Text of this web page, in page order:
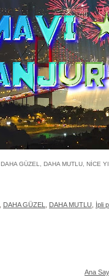
DAHA GÜZEL, DAHA MUTLU, NİCE
DAHA GÜZEL DAHA MUTLU İpli
Ana